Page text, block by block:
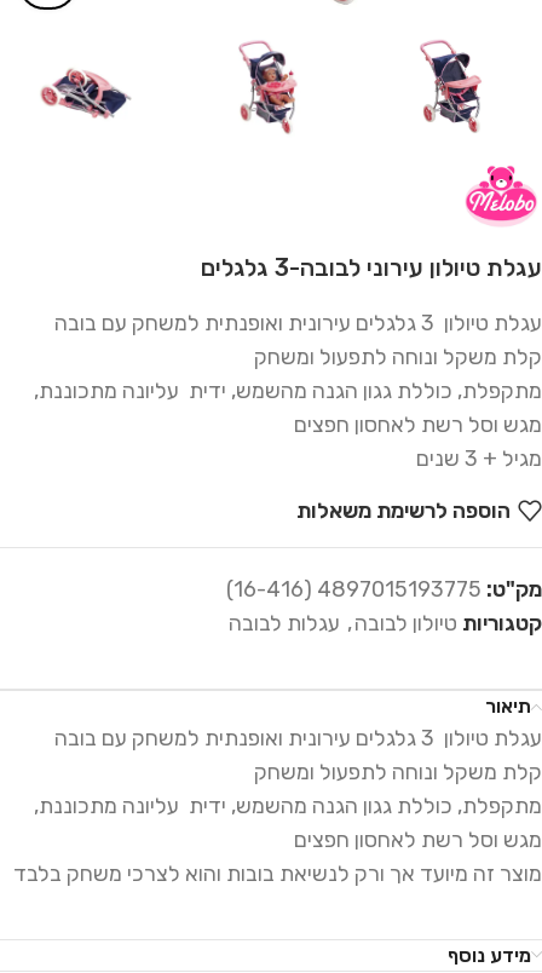
עגלת טיולון עירוני לבובה-3 גלגלים
עגלת טיולון 3 גלגלים עירונית ואופנתית למשחק עם בובה
קלת משקל ונוחה לתפעול ומשחק
מתקפלת, כוללת גגון הגנה מהשמש, ידית עליונה מתכוננת,
מגש וסל רשת לאחסון חפצים
מגיל + 3 שנים
הוספה לרשימת משאלות
מק"ט: 4897015193775 (16-416)
קטגוריות טיולון לבובה, עגלות לבובה
תיאור
עגלת טיולון 3 גלגלים עירונית ואופנתית למשחק עם בובה
קלת משקל ונוחה לתפעול ומשחק
מתקפלת, כוללת גגון הגנה מהשמש, ידית עליונה מתכוננת,
מגש וסל רשת לאחסון חפצים
מוצר זה מיועד אך ורק לנשיאת בובות והוא לצרכי משחק בלבד
מידע נוסף